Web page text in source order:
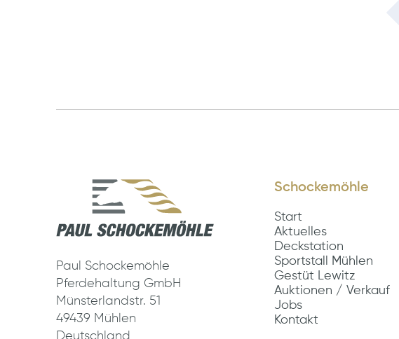
Paul Schockemöhle
Pferdehaltung GmbH
Münsterlandstr. 51
49439 Mühlen
Schockemöhle
Start
Aktuelles
Deckstation
Sportstall Mühlen
Gestüt Lewitz
Auktionen / Verkauf
Jobs
Kontakt